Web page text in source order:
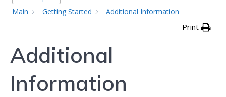
Main
Getting Started Additional Information
Print
Additional
Information